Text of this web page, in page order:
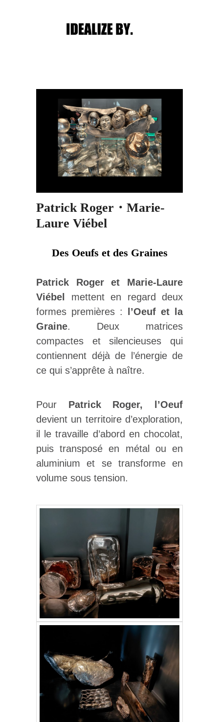
Patrick Roger・Marie-
Laure Viébel
Des Oeufs et des Graines
Patrick Roger et Marie-Laure
Viébel mettent en regard deux
formes premières : l’Oeuf et la
Graine. Deux matrices
compactes et silencieuses qui
contiennent déjà de l’énergie de
ce qui s’apprête à naître.
Pour Patrick Roger, l’Oeuf
devient un territoire d’exploration,
il le travaille d’abord en chocolat,
puis transposé en métal ou en
aluminium et se transforme en
volume sous tension.